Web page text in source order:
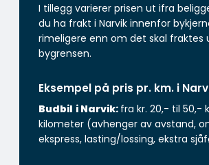
I tillegg varierer prisen ut ifra
du ha frakt i Narvik innenfor
rimeligere enn om det skal fraktes
bygrensen.
Eksempel på pris pr. km. i
Budbil i Narvik: fra kr. 20,- til 50,-
kilometer (avhenger av avstand,
ekspress, lasting/lossing, ekstra